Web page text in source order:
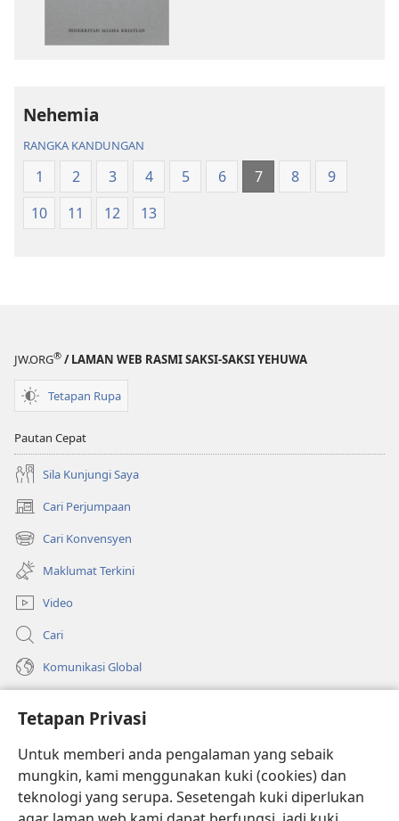
Tetapan Privasi
Untuk memberi anda pengalaman yang sebaik
mungkin, kami menggunakan kuki (cookies) dan
teknologi yang serupa. Sesetengah kuki diperlukan
Nehemia
RANGKA KANDUNGAN
1 2 3 4 5 6 7 8
9
10
11 12 13
JW.ORG® / LAMAN WEB RASMI SAKSI-SAKSI YEHUWA
Tetapan Rupa
Pautan Cepat
Sila Kunjungi Saya
Cari Perjumpaan
(membuka
tetingkap
baharu)
Cari Konvensyen
(membuka
tetingkap
baharu)
Maklumat Terkini
Video
Cari
Komunikasi Global
(membuka
tetingkap
baharu)PERPUSTAKAAN DALAM TALIAN Watchtower
(membuka